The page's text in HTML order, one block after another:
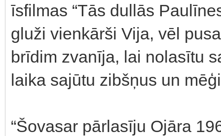
īsfilmas “Tās dullās
gluži vienkārši Vija, vēl
brīdim zvanīja, lai nolasītu
laika sajūtu zibšņus un
“Šovasar pārlasīju Ojāra